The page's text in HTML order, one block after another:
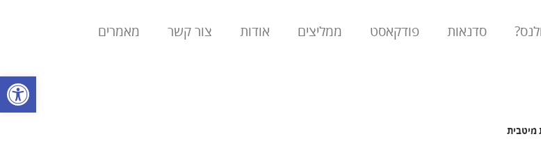
סדנאות פודקאסט ממליצים אודות צור קשר מאמרים
מיטבית
פתח